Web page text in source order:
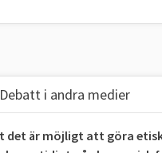
Debatt i andra medier
det är möjligt att göra